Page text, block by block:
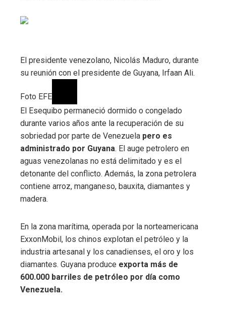
El presidente venezolano, Nicolás Maduro, durante
su reunión con el presidente de Guyana, Irfaan Ali.
Foto EFE
El Esequibo permaneció dormido o congelado
durante varios años ante la recuperación de su
sobriedad por parte de Venezuela pero es
administrado por Guyana. El auge petrolero en
aguas venezolanas no está delimitado y es el
detonante del conflicto. Además, la zona petrolera
contiene arroz, manganeso, bauxita, diamantes y
madera.
En la zona marítima, operada por la norteamericana
ExxonMobil, los chinos explotan el petróleo y la
industria artesanal y los canadienses, el oro y los
diamantes. Guyana produce exporta más de
600.000 barriles de petróleo por día como
Venezuela.